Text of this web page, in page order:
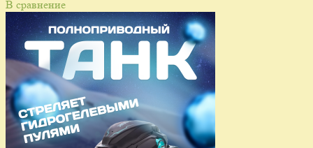
В сравнение